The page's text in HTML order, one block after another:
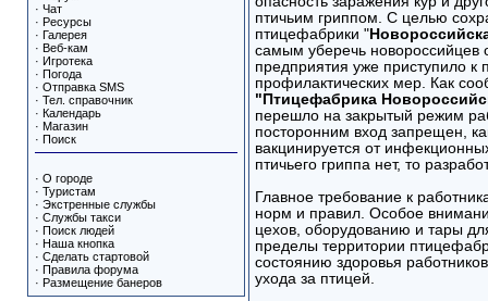
· Чат
· Ресурсы
· Галерея
· Веб-кам
· Игротека
· Погода
· Отправка SMS
· Тел. справочник
· Календарь
· Магазин
· Поиск
· О городе
· Туристам
· Экстренные службы
· Службы такси
· Поиск людей
· Наша кнопка
· Сделать стартовой
· Правила форума
· Размещение банеров
птичьим гриппом. С целью
птицефабрики "
самым уберечь новороссийцев
предприятия уже приступило к
профилактических мер. Как
"Птицефабрика
перешло на закрытый режим
посторонним вход запрещен,
вакцинируется от
птичьего гриппа нет, то
Главное требование к
норм и правил. Особое
цехов, оборудованию и тары
пределы территории
состоянию здоровья
ухода за птицей.